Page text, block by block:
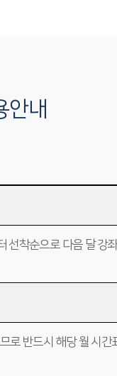
안내
선착순으로 다음 달 강
로 반드시 해당 월 시간